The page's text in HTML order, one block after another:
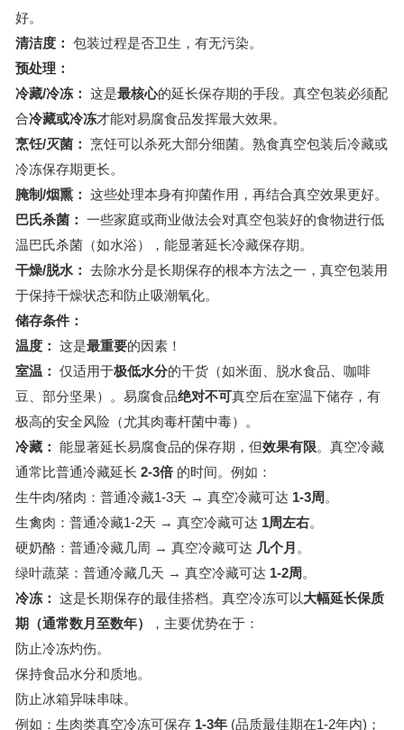
好。
清洁度： 包装过程是否卫生，有无污染。
预处理：
冷藏/冷冻： 这是最核心的延长保存期的手段。真空包装必须配
合冷藏或冷冻才能对易腐食品发挥最大效果。
烹饪/灭菌： 烹饪可以杀死大部分细菌。熟食真空包装后冷藏或
冷冻保存期更长。
腌制/烟熏： 这些处理本身有抑菌作用，再结合真空效果更好。
巴氏杀菌： 一些家庭或商业做法会对真空包装好的食物进行低
温巴氏杀菌（如水浴），能显著延长冷藏保存期。
干燥/脱水： 去除水分是长期保存的根本方法之一，真空包装用
于保持干燥状态和防止吸潮氧化。
储存条件：
温度： 这是最重要的因素！
室温： 仅适用于极低水分的干货（如米面、脱水食品、咖啡
豆、部分坚果）。易腐食品绝对不可真空后在室温下储存，有
极高的安全风险（尤其肉毒杆菌中毒）。
冷藏： 能显著延长易腐食品的保存期，但效果有限。真空冷藏
通常比普通冷藏延长 2-3倍 的时间。例如：
生牛肉/猪肉：普通冷藏1-3天 → 真空冷藏可达 1-3周 。
生禽肉：普通冷藏1-2天 → 真空冷藏可达 1周左右。
硬奶酪：普通冷藏几周 → 真空冷藏可达 几个月 。
绿叶蔬菜：普通冷藏几天 → 真空冷藏可达 1-2周 。
冷冻： 这是长期保存的最佳搭档。真空冷冻可以大幅延长保质
期（通常数月至数年）
，主要优势在于：
防止冷冻灼伤。
保持食品水分和质地。
防止冰箱异味串味。
例如：生肉类真空冷冻可保存 1-3年 (品质最佳期在1-2年内)；